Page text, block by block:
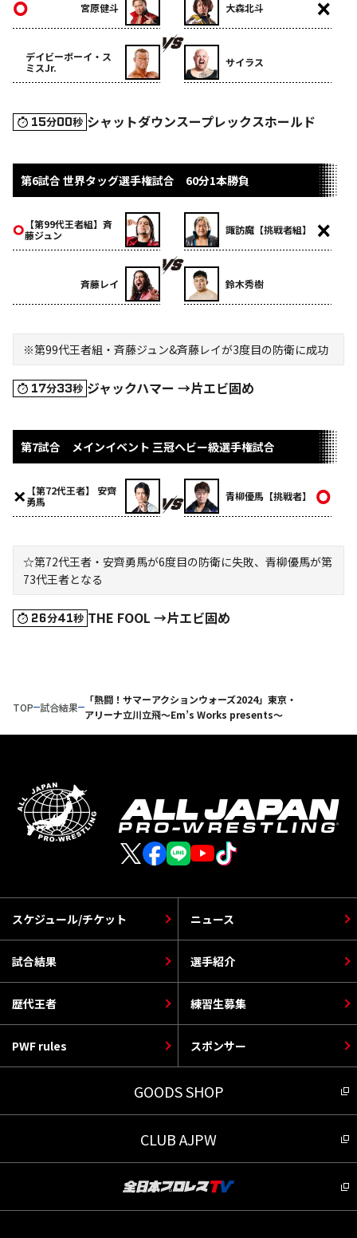
宮原健斗
デイビーボーイ・ス
ミスJr.
大森北斗
サイラス
15分00秒 シャットダウンスープレックスホールド
第6試合 世界タッグ選手権試合 60分1本勝負
【第99代王者組】斉
藤ジュン
斉藤レイ
諏訪魔【挑戦者組】
鈴木秀樹
※第99代王者組・斉藤ジュン&斉藤レイが3度目の防衛に成功
17分33秒 ジャックハマー →片エビ固め
第7試合 メインイベント 三冠ヘビー級選手権試合
【第72代王者】 安齊
勇馬
青柳優馬【挑戦者】
☆第72代王者・安齊勇馬が6度目の防衛に失敗、青柳優馬が第
73代王者となる
26分41秒 THE FOOL →片エビ固め
TOP 試合結果
「熱闘！サマーアクションウォーズ2024」東京・
アリーナ立川立飛～Em’s Works presents～
スケジュール/チケット
選手紹介
PWF rules
ニュース
歴代王者
スポンサー
試合結果
練習生募集
GOODS SHOP
CLUB AJPW